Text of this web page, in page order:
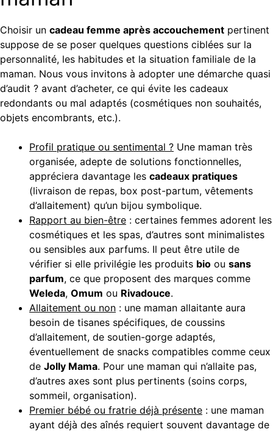
Choisir un cadeau femme après accouchement pertinent
suppose de se poser quelques questions ciblées sur la
personnalité, les habitudes et la situation familiale de la
maman. Nous vous invitons à adopter une démarche quasi
d’audit ? avant d’acheter, ce qui évite les cadeaux
redondants ou mal adaptés (cosmétiques non souhaités,
objets encombrants, etc.).
Profil pratique ou sentimental ? Une maman très
organisée, adepte de solutions fonctionnelles,
appréciera davantage les cadeaux pratiques
(livraison de repas, box post-partum, vêtements
d’allaitement) qu’un bijou symbolique.
Rapport au bien-être : certaines femmes adorent les
cosmétiques et les spas, d’autres sont minimalistes
ou sensibles aux parfums. Il peut être utile de
vérifier si elle privilégie les produits bio ou sans
parfum, ce que proposent des marques comme
Weleda, Omum ou Rivadouce.
Allaitement ou non : une maman allaitante aura
besoin de tisanes spécifiques, de coussins
d’allaitement, de soutien-gorge adaptés,
éventuellement de snacks compatibles comme ceux
de Jolly Mama. Pour une maman qui n’allaite pas,
d’autres axes sont plus pertinents (soins corps,
sommeil, organisation).
Premier bébé ou fratrie déjà présente : une maman
ayant déjà des aînés requiert souvent davantage de